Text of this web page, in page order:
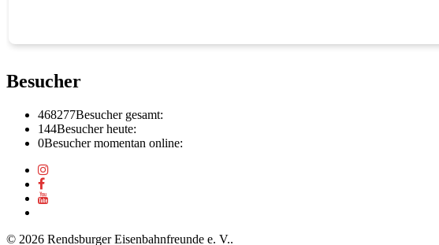
Besucher
468277Besucher gesamt:
144Besucher heute:
0Besucher momentan online:
© 2026 Rendsburger Eisenbahnfreunde e. V..